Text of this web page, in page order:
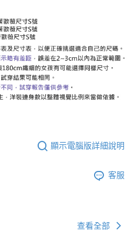
顯示電腦版詳細說明
客服
查看全部